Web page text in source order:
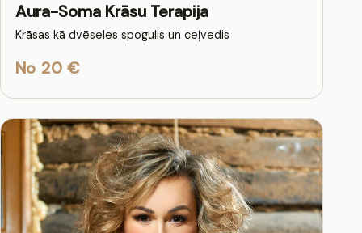
Aura-Soma Krāsu Terapija
Krāsas kā dvēseles spogulis un ceļvedis
No 20 €